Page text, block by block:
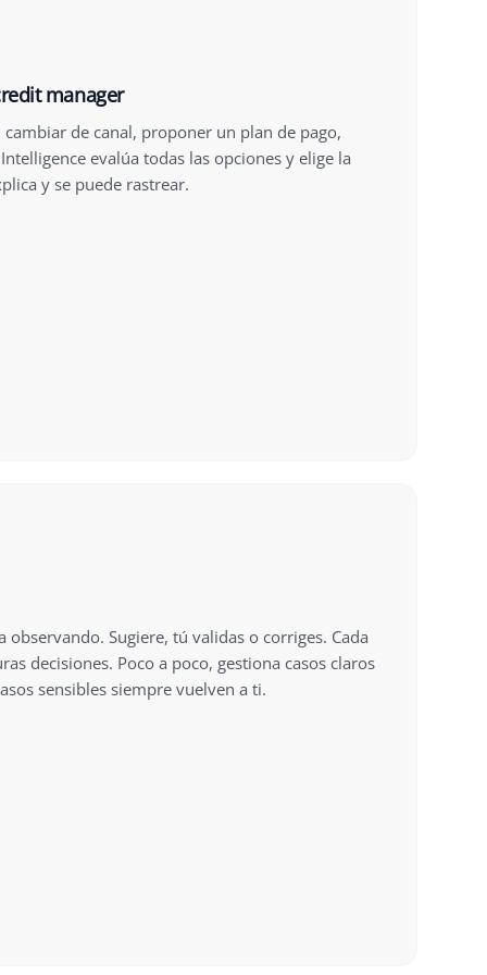
manager
cambiar de canal, proponer un plan de pago,
evalúa todas las opciones y elige la
y se puede rastrear.
observando. Sugiere, tú validas o corriges. Cada
decisiones. Poco a poco, gestiona casos claros
sensibles siempre vuelven a ti.